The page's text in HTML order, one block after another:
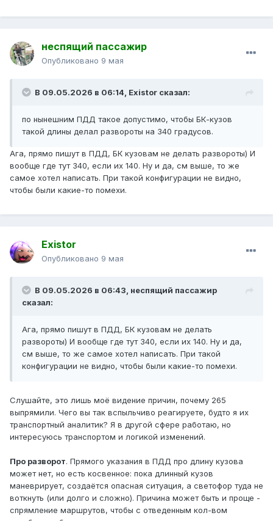
неспящий пассажир
Опубликовано 9 мая
В 09.05.2026 в 06:14, Existor сказал:
по нынешним ПДД такое допустимо, чтобы БК-кузов
такой длины делал развороты на 340 градусов.
Ага, прямо пишут в ПДД, БК кузовам не делать развороты) И
вообще где тут 340, если их 140. Ну и да, см выше, то же
самое хотел написать. При такой конфигурации не видно,
чтобы были какие-то помехи.
Existor
Опубликовано 9 мая
В 09.05.2026 в 06:43, неспящий пассажир
сказал:
Ага, прямо пишут в ПДД, БК кузовам не делать
развороты) И вообще где тут 340, если их 140. Ну и да,
см выше, то же самое хотел написать. При такой
конфигурации не видно, чтобы были какие-то помехи.
Слушайте, это лишь моё видение причин, почему 265
выпрямили. Чего вы так вспыльчиво реагируете, будто я их
транспортный аналитик? Я в другой сфере работаю, но
интересуюсь транспортом и логикой изменений.
Про разворот. Прямого указания в ПДД про длину кузова
может нет, но есть косвенное: пока длинный кузов
маневрирует, создаётся опасная ситуация, а светофор туда не
воткнуть (или долго и сложно). Причина может быть и проще -
спрямление маршрутов, чтобы с отведенным кол-вом